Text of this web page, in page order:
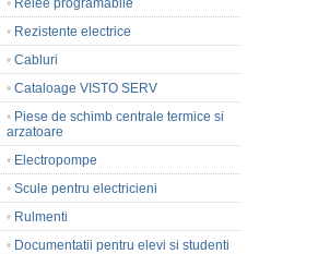
• Relee programabile
• Rezistente electrice
• Cabluri
• Cataloage VISTO SERV
• Piese de schimb centrale termice si
arzatoare
• Electropompe
• Scule pentru electricieni
• Rulmenti
• Documentatii pentru elevi si studenti